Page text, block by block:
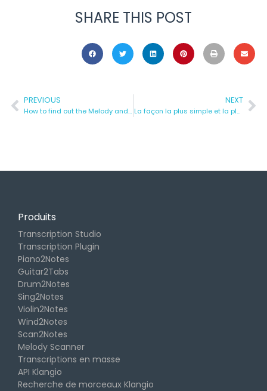
SHARE THIS POST
PREVIOUS
How to find out the Melody and Lyrics of Singing automatically
NEXT
La façon la plus simple et la plus fiable de convertir YouTube en MIDI
Produits
Transcription Studio
Transcription Plugin
Piano2Notes
Guitar2Tabs
Drum2Notes
Sing2Notes
Violin2Notes
Wind2Notes
Scan2Notes
Melody Scanner
Transcriptions en masse
API Klangio
Recherche de morceaux Klangio